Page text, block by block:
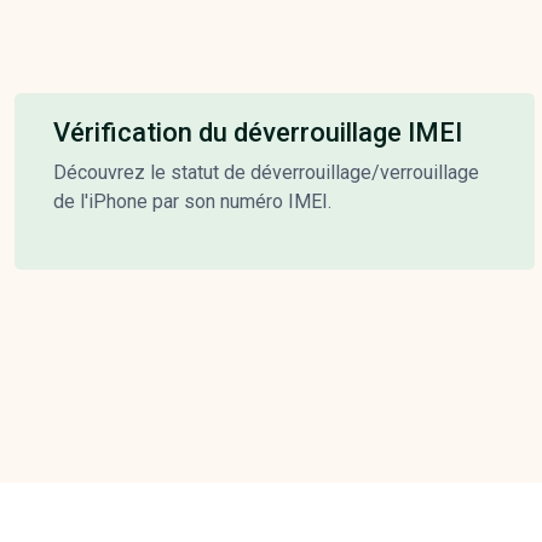
Vérification du déverrouillage IMEI
Découvrez le statut de déverrouillage/verrouillage
de l'iPhone par son numéro IMEI.